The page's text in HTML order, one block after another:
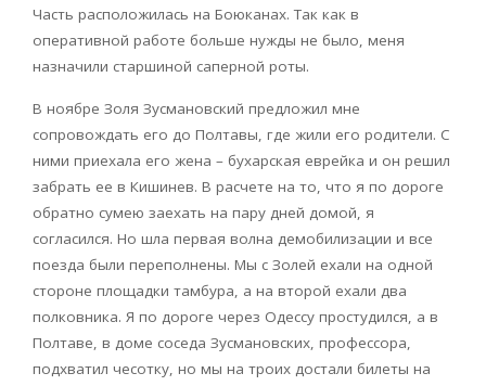
Часть расположилась на Боюканах. Так как в
оперативной работе больше нужды не было, меня
назначили старшиной саперной роты.
В ноябре Золя Зусмановский предложил мне
сопровождать его до Полтавы, где жили его родители. С
ними приехала его жена – бухарская еврейка и он решил
забрать ее в Кишинев. В расчете на то, что я по дороге
обратно сумею заехать на пару дней домой, я
согласился. Но шла первая волна демобилизации и все
поезда были переполнены. Мы с Золей ехали на одной
стороне площадки тамбура, а на второй ехали два
полковника. Я по дороге через Одессу простудился, а в
Полтаве, в доме соседа Зусмановских, профессора,
подхватил чесотку, но мы на троих достали билеты на